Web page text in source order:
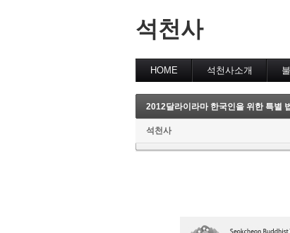
석천사
HOME 석천사소개
2012달라이라마 한국인을 위한 특별
석천사